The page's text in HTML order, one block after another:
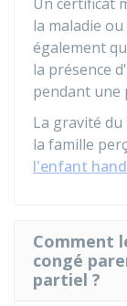
la maladie
également
la présence
pendant une
La gravité
la famille
l'enfant
Comment
congé
partiel ?